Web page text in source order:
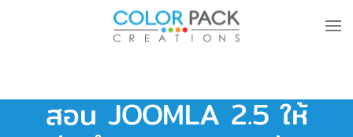
Skip to main content
สอน JOOMLA 2.5 ให้